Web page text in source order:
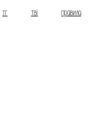
тг тві правила